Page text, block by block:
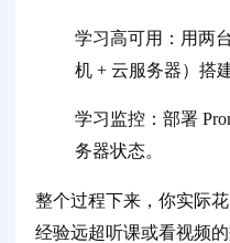
学习高可用：用两
机 + 云服务器）搭
学习监控：部署
务器状态。
整个过程下来，你实际
经验远超听课或看视频的